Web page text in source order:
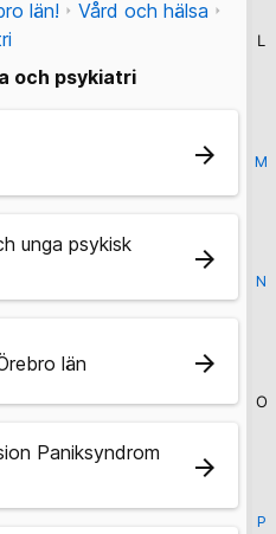
L
M
N
O
P
län!
Vård och hälsa
och psykiatri
arrow_forward
unga psykisk
arrow_forward
län arrow_forward
Paniksyndrom
arrow_forward